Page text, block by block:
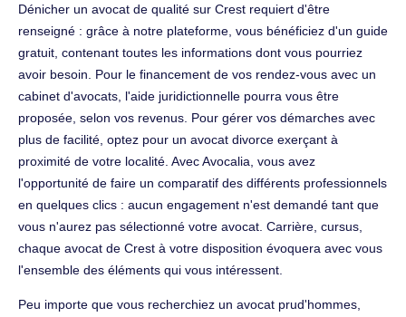
Dénicher un avocat de qualité sur Crest requiert d'être
renseigné : grâce à notre plateforme, vous bénéficiez d'un guide
gratuit, contenant toutes les informations dont vous pourriez
avoir besoin. Pour le financement de vos rendez-vous avec un
cabinet d'avocats, l'aide juridictionnelle pourra vous être
proposée, selon vos revenus. Pour gérer vos démarches avec
plus de facilité, optez pour un avocat divorce exerçant à
proximité de votre localité. Avec Avocalia, vous avez
l'opportunité de faire un comparatif des différents professionnels
en quelques clics : aucun engagement n'est demandé tant que
vous n'aurez pas sélectionné votre avocat. Carrière, cursus,
chaque avocat de Crest à votre disposition évoquera avec vous
l'ensemble des éléments qui vous intéressent.
Peu importe que vous recherchiez un avocat prud'hommes,